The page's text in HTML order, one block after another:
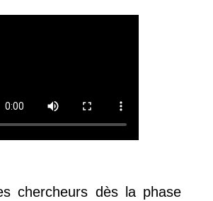
chercheurs dès la phase